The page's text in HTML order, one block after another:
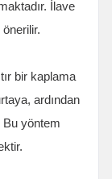
İlave
bir kaplama
ardından
Bu yöntem